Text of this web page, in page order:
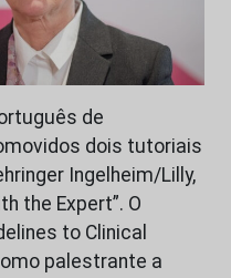
de
dois tutoriais
Ingelheim/Lilly,
the Expert”. O
to Clinical
palestrante a